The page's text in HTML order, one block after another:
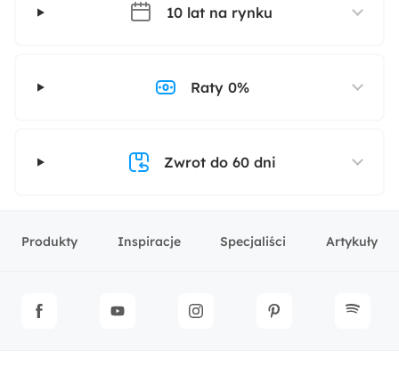
10 lat na rynku
Raty 0%
Zwrot do 60 dni
Produkty Inspiracje Specjaliści Artykuły